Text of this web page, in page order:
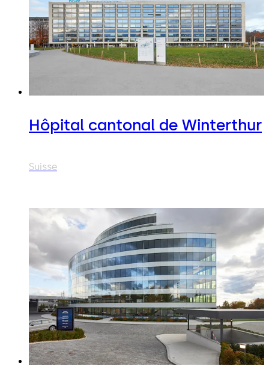
Hôpital cantonal de Winterthur
Suisse